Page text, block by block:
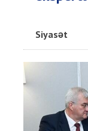
Siyasət